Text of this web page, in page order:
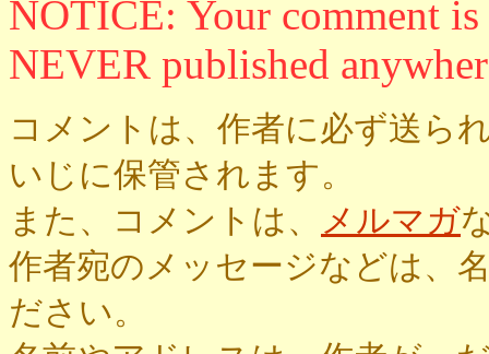
NOTICE: Your comment
NEVER published
コメントは、作者に必ず送ら
いじに保管されます。
また、コメントは、
メルマガ
作者宛のメッセージなどは、
ださい。